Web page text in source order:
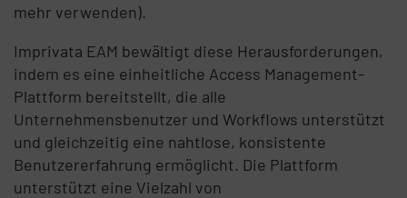
mehr verwenden).
Imprivata EAM bewältigt diese Herausforderungen,
indem es eine einheitliche Access Management-
Plattform bereitstellt, die alle
Unternehmensbenutzer und Workflows unterstützt
und gleichzeitig eine nahtlose, konsistente
Benutzererfahrung ermöglicht. Die Plattform
unterstützt eine Vielzahl von